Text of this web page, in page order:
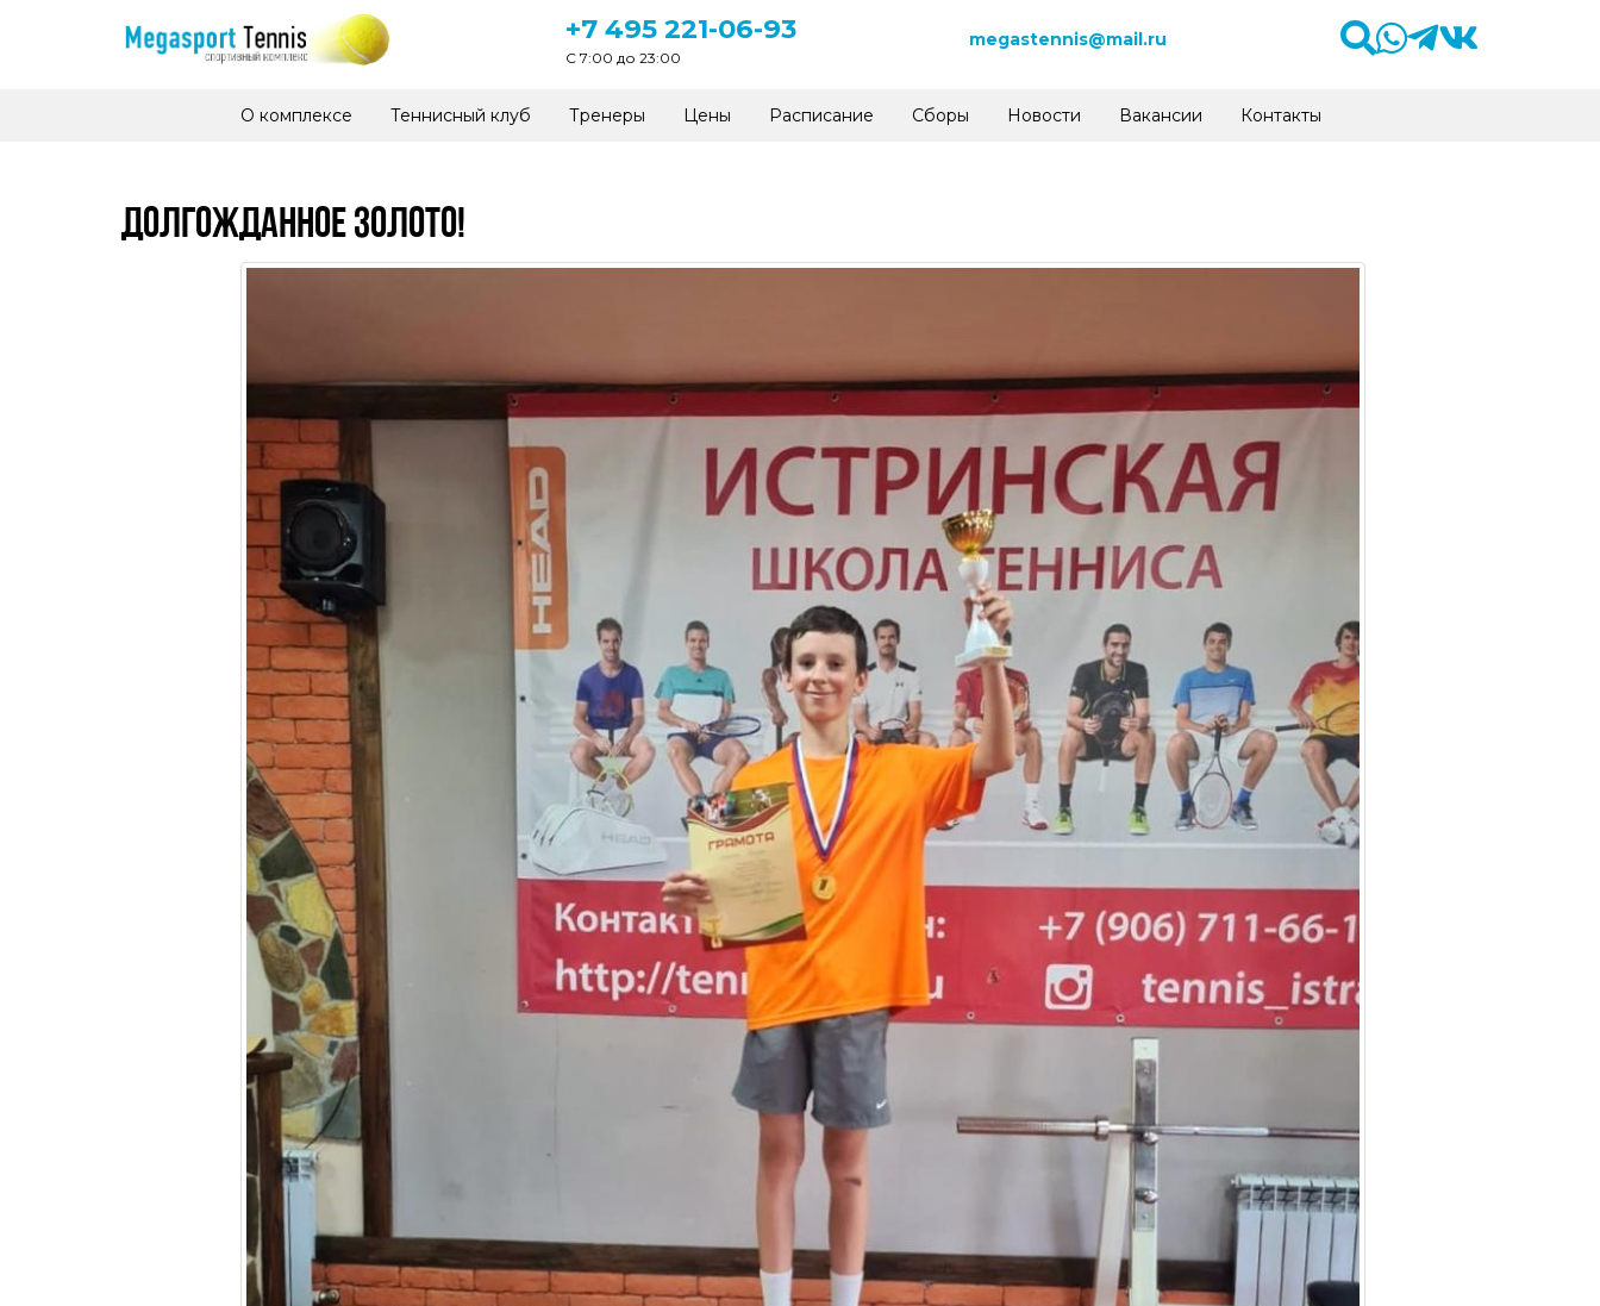
+7 495 221-06-93
C 7:00 до 23:00
megastennis@mail.ru
О комплексе Теннисный клуб Тренеры Цены Расписание Сборы Новости Вакансии Контакты
ДОЛГОЖДАННОЕ ЗОЛОТО!